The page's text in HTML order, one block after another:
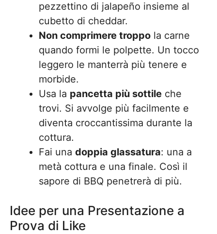
pezzettino di jalapeño insieme al
cubetto di cheddar.
Non comprimere troppo la carne
quando formi le polpette. Un tocco
leggero le manterrà più tenere e
morbide.
Usa la pancetta più sottile che
trovi. Si avvolge più facilmente e
diventa croccantissima durante la
cottura.
Fai una doppia glassatura: una a
metà cottura e una finale. Così il
sapore di BBQ penetrerà di più.
Idee per una Presentazione a
Prova di Like